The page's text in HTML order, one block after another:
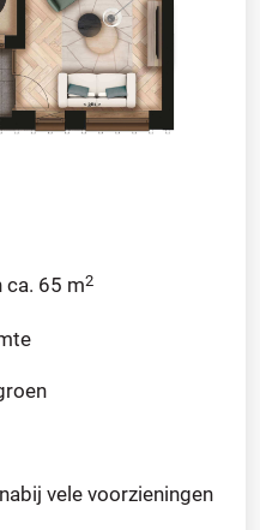
ca. 65 m2
vele voorzieningen